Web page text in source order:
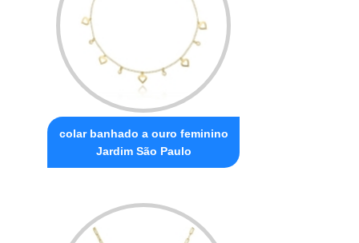
colar banhado a ouro feminino
Jardim São Paulo